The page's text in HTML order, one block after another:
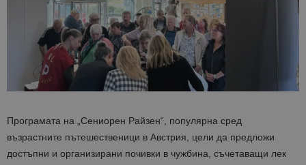
Програмата на „Сениорен Райзен“, популярна сред
възрастните пътешественици в Австрия, цели да предложи
достъпни и организирани почивки в чужбина, съчетаващи лек